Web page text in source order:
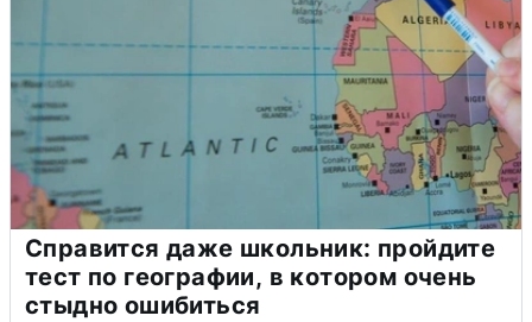
Справится даже школьник: пройдите
тест по географии, в котором очень
стыдно ошибиться